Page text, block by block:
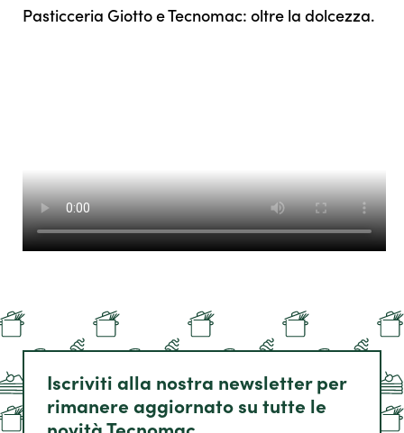
Pasticceria Giotto e Tecnomac: oltre la dolcezza.
Iscriviti alla nostra newsletter per
rimanere aggiornato su tutte le
novità Tecnomac.